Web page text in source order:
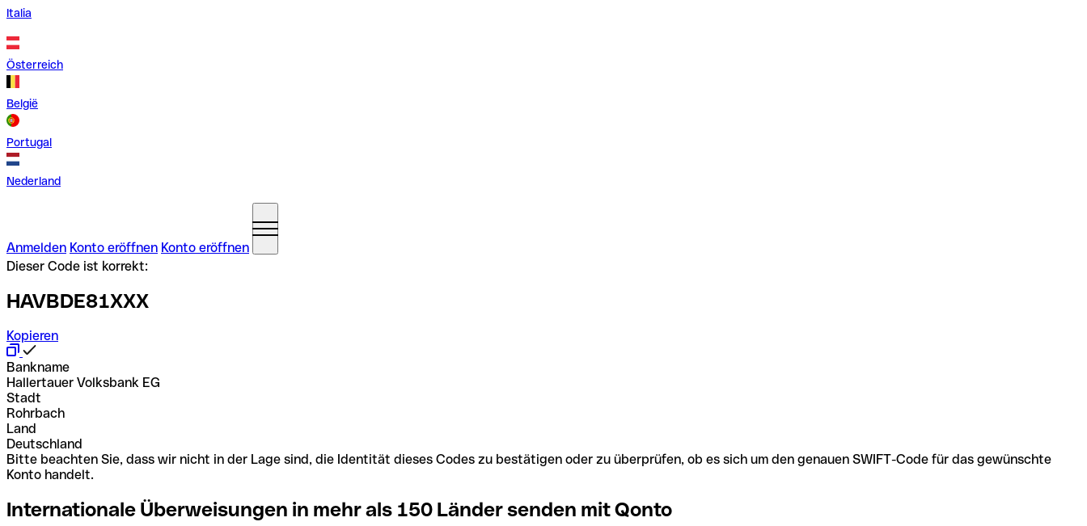
Italia
Österreich
België
Portugal
Nederland
Anmelden Konto eröffnen Konto eröffnen
Dieser Code ist korrekt:
HAVBDE81XXX
Kopieren
Bankname
Hallertauer Volksbank EG
Stadt
Rohrbach
Land
Deutschland
Bitte beachten Sie, dass wir nicht in der Lage sind, die Identität dieses Codes zu bestätigen oder zu überprüfen, ob es sich um den genauen SWIFT-Code für das gewünschte
Konto handelt.
Internationale Überweisungen in mehr als 150 Länder senden mit Qonto